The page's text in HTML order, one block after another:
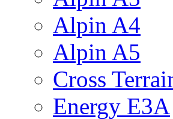
Alpin A4
Alpin A5
Cross
Energy E3A